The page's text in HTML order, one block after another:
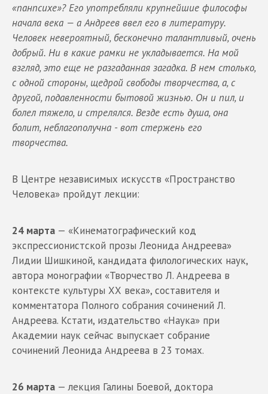
«панпсихе»? Его употребляли крупнейшие философы
начала века — а Андреев ввел его в литературу.
Человек невероятный, бесконечно талантливый, очень
добрый. Ни в какие рамки не укладывается. На мой
взгляд, это еще не разгаданная загадка. В нем столько,
с одной стороны, щедрой свободы творчества, а, с
другой, подавленности бытовой жизнью. Он и пил, и
болел тяжело, и стрелялся. Везде есть душа, она
болит, неблагополучна - вот стержень его
творчества.
В Центре независимых искусств «Пространство
Человека» пройдут лекции:
24 марта — «Кинематографический код
экспрессионистской прозы Леонида Андреева»
Лидии Шишкиной, кандидата филологических наук,
автора монографии «Творчество Л. Андреева в
контексте культуры ХХ века», составителя и
комментатора Полного собрания сочинений Л.
Андреева. Кстати, издательство «Наука» при
Академии наук сейчас выпускает собрание
сочинений Леонида Андреева в 23 томах.
26 марта — лекция Галины Боевой, доктора